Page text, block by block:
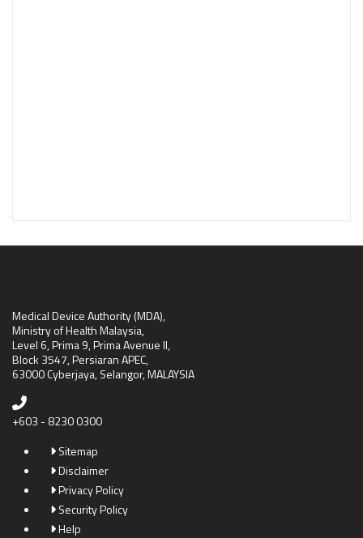
Medical Device Authority (MDA),
Ministry of Health Malaysia,
Level 6, Prima 9, Prima Avenue II,
Block 3547, Persiaran APEC,
63000 Cyberjaya, Selangor, MALAYSIA
+603 - 8230 0300
Sitemap
Disclaimer
Privacy Policy
Security Policy
Help